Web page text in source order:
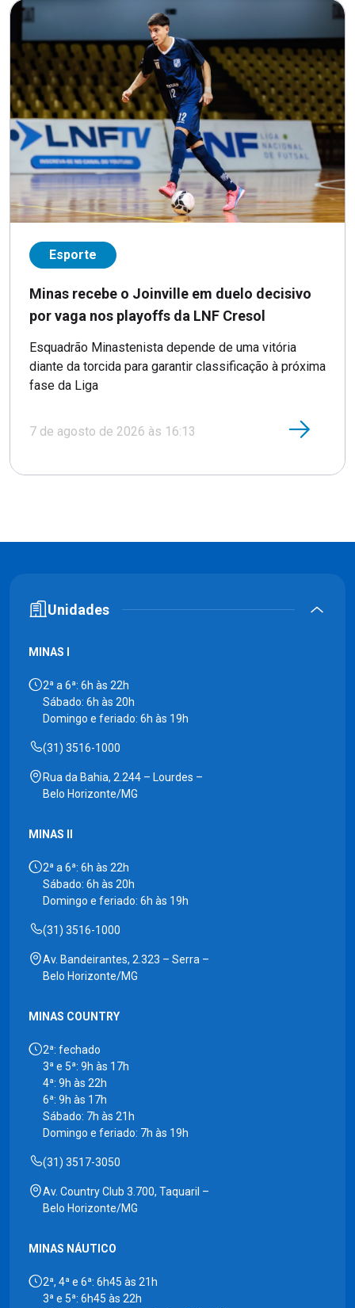
Esporte
Minas recebe o Joinville em duelo decisivo
por vaga nos playoffs da LNF Cresol
Esquadrão Minastenista depende de uma vitória
diante da torcida para garantir classificação à próxima
fase da Liga
7 de agosto de 2026 às 16:13
Unidades
MINAS I
2ª a 6ª: 6h às 22h
Sábado: 6h às 20h
Domingo e feriado: 6h às 19h
(31) 3516-1000
Rua da Bahia, 2.244 – Lourdes –
Belo Horizonte/MG
MINAS II
2ª a 6ª: 6h às 22h
Sábado: 6h às 20h
Domingo e feriado: 6h às 19h
(31) 3516-1000
Av. Bandeirantes, 2.323 – Serra –
Belo Horizonte/MG
MINAS COUNTRY
2ª: fechado
3ª e 5ª: 9h às 17h
4ª: 9h às 22h
6ª: 9h às 17h
Sábado: 7h às 21h
Domingo e feriado: 7h às 19h
(31) 3517-3050
Av. Country Club 3.700, Taquaril –
Belo Horizonte/MG
MINAS NÁUTICO
2ª, 4ª e 6ª: 6h45 às 21h
3ª e 5ª: 6h45 às 22h